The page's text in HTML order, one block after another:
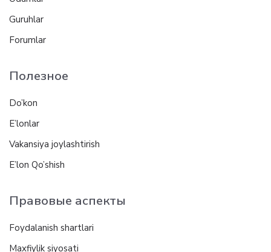
Guruhlar
Forumlar
Полезное
Do’kon
E’lonlar
Vakansiya joylashtirish
E’lon Qo’shish
Правовые аспекты
Foydalanish shartlari
Maxfiylik siyosati